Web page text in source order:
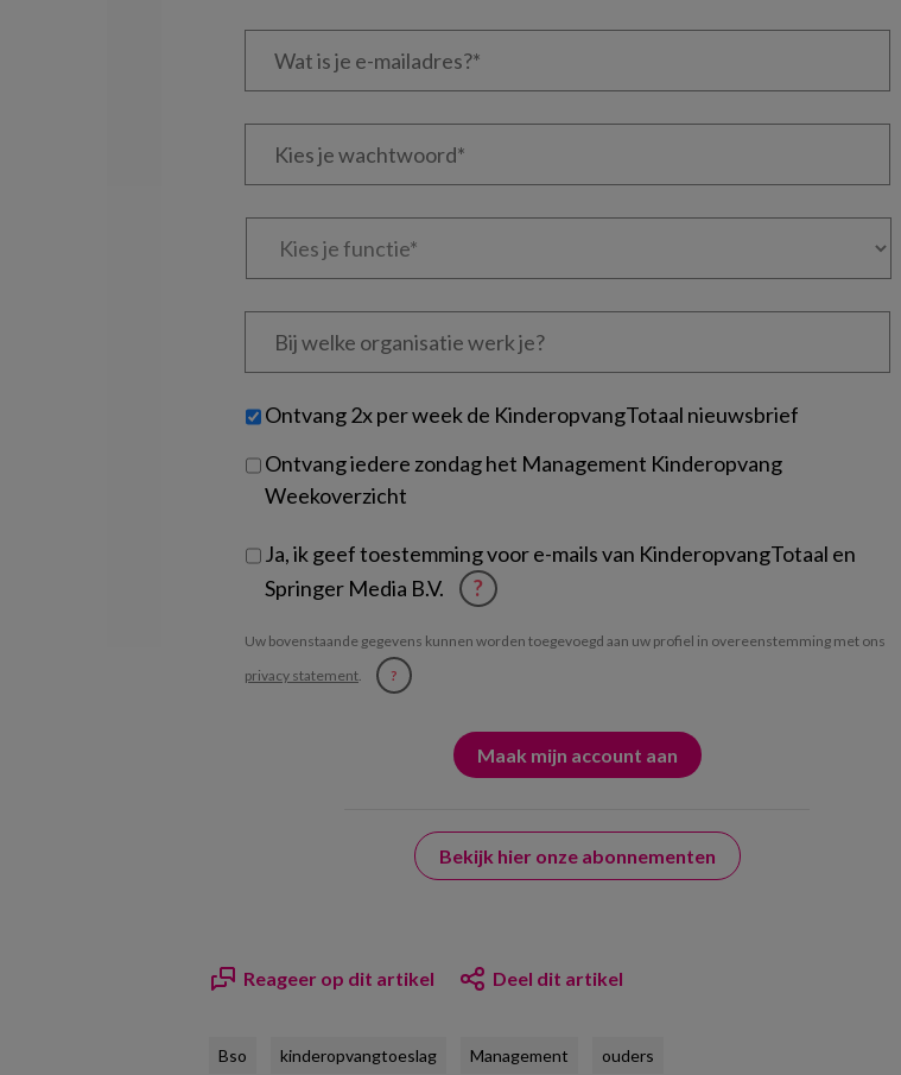
Wat
Kies
Kies
Bij
welke
je?
Untitled
Ontvang 2x per week de KinderopvangTotaal nieuwsbrief
Ontvang iedere zondag het Management Kinderopvang
Weekoverzicht
Ja, ik geef toestemming voor e-mails van KinderopvangTotaal en
Springer Media B.V.
?
Uw bovenstaande gegevens kunnen worden toegevoegd aan uw profiel in overeenstemming met ons
privacy statement. ?
Bekijk hier onze abonnementen
Reageer op dit artikel Deel dit artikel
Bso kinderopvangtoeslag Management ouders